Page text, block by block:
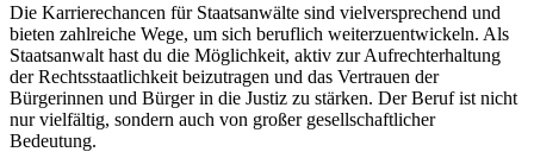
Die Karrierechancen für Staatsanwälte sind vielversprechend und
bieten zahlreiche Wege, um sich beruflich weiterzuentwickeln. Als
Staatsanwalt hast du die Möglichkeit, aktiv zur Aufrechterhaltung
der Rechtsstaatlichkeit beizutragen und das Vertrauen der
Bürgerinnen und Bürger in die Justiz zu stärken. Der Beruf ist nicht
nur vielfältig, sondern auch von großer gesellschaftlicher
Bedeutung.